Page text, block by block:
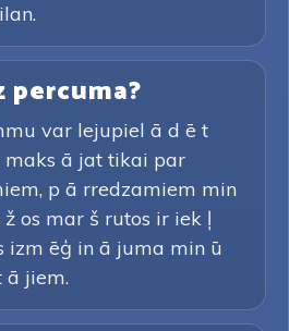
percuma?
var lejupiel ā d ē t
maks ā jat tikai par
p ā rredzamiem min
os mar š rutos ir iek ļ
izm ēģ in ā juma min ū
ā jiem.